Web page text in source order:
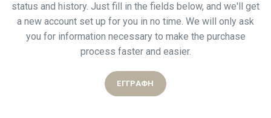
status and history. Just fill in the fields below, and we'll get
a new account set up for you in no time. We will only ask
you for information necessary to make the purchase
process faster and easier.
ΕΓΓΡΑΦΉ